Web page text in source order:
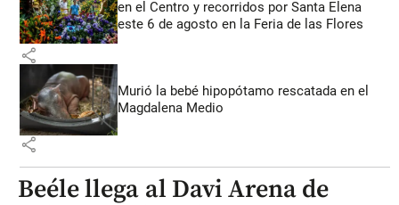
en el Centro y recorridos por Santa Elena
este 6 de agosto en la Feria de las Flores
share
Murió la bebé hipopótamo rescatada en el
Magdalena Medio
share
Beéle llega al Davi Arena de